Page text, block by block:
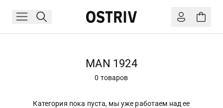
MAN 1924
0 товаров
Категория пока пуста, мы уже работаем над ее